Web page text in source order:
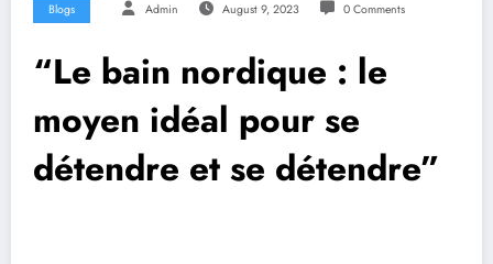
Blogs Admin August 9, 2023 0 Comments
“Le bain nordique : le
moyen idéal pour se
détendre et se détendre”